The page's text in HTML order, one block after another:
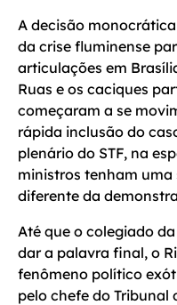
A decisão
da crise fluminense
articulações em
Ruas e os caciques
começaram a se
rápida inclusão do
plenário do STF, na
ministros tenham
diferente da
Até que o colegiado
dar a palavra final, o
fenômeno político
pelo chefe do